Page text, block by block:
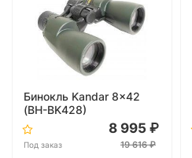
Бинокль Kandar 8x42
(BH-BK428)
Под заказ
8 995
19 616